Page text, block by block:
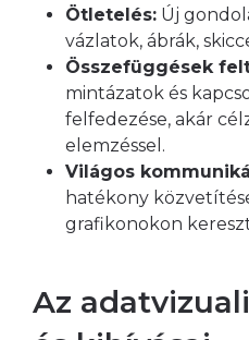
Ötletelés: Új
vázlatok, ábrák,
Összefüggések
mintázatok és
felfedezése, akár
elemzéssel.
Világos
hatékony
grafikonokon
Az